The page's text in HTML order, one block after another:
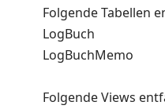
Folgende Tabellen
LogBuch
LogBuchMemo
Folgende Views